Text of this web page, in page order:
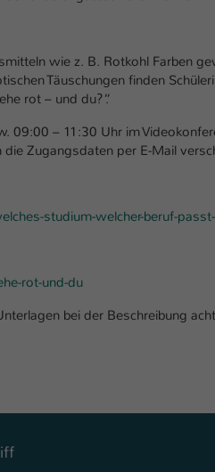
wie z. B. Rotkohl Farben
Täuschungen finden
rot – und du?“.
09:00 – 11:30 Uhr im
Zugangsdaten per E-Mail
studium-welcher-beruf-
rot-und-du
bei der Beschreibung
Cookie wird verwendet, um Ihre
verwendet um das
nachzuverfolgen. Die erhobenen
ausschließlich für interne Zwecke
von Matomo für Website-
Website externe Inhalte
zusätzliche Informationen